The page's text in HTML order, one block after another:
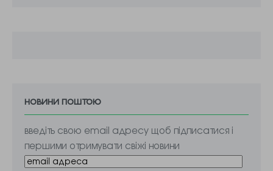
новини поштою
введіть свою email адресу щоб підписатися і
першими отримувати свіжі новини